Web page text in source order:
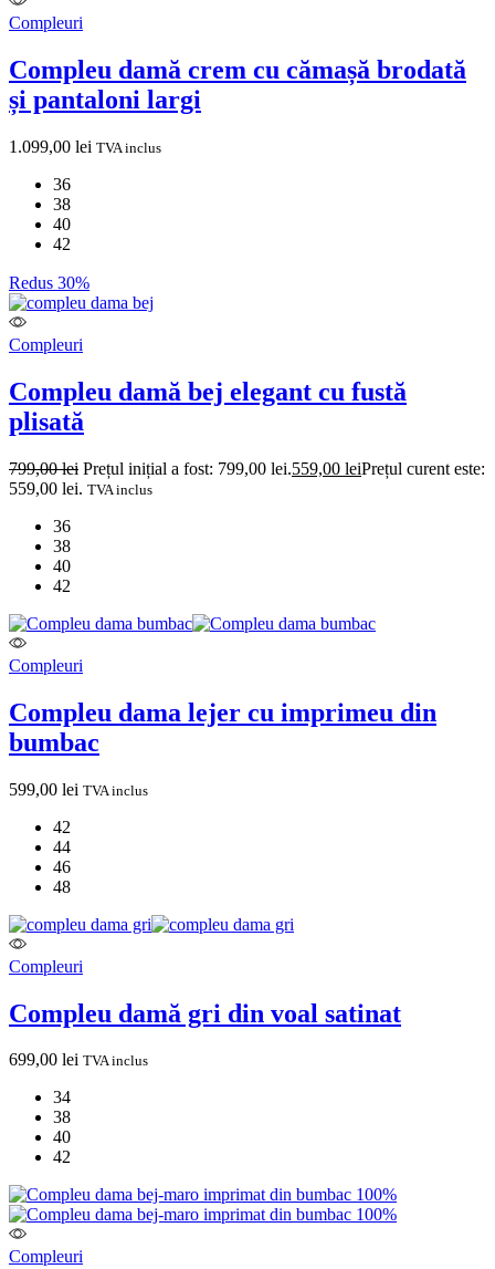
Compleuri
Compleu damă crem cu cămașă brodată
și pantaloni largi
1.099,00 lei TVA inclus
36
38
40
42
Redus 30%
Compleuri
Compleu damă bej elegant cu fustă
plisată
799,00lei Prețul inițial a fost: 799,00 lei.559,00 leiPrețul curent este:
559,00 lei. TVA inclus
36
38
40
42
Compleuri
Compleu dama lejer cu imprimeu din
bumbac
599,00 lei TVA inclus
42
44
46
48
Compleuri
Compleu damă gri din voal satinat
699,00 lei TVA inclus
34
38
40
42
Compleuri